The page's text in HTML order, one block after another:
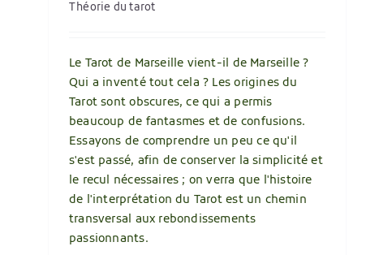
Théorie du tarot
Le Tarot de Marseille vient-il de Marseille ?
Qui a inventé tout cela ? Les origines du
Tarot sont obscures, ce qui a permis
beaucoup de fantasmes et de confusions.
Essayons de comprendre un peu ce qu'il
s'est passé, afin de conserver la simplicité et
le recul nécessaires ; on verra que l'histoire
de l'interprétation du Tarot est un chemin
transversal aux rebondissements
passionnants.